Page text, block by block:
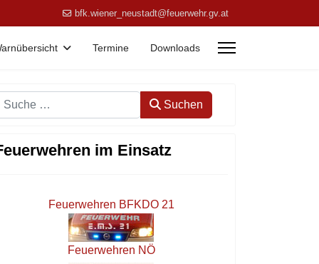
bfk.wiener_neustadt@feuerwehr.gv.at
Termine Downloads
Suchen Suchen
im Einsatz
Feuerwehren BFKDO 21
Feuerwehren NÖ